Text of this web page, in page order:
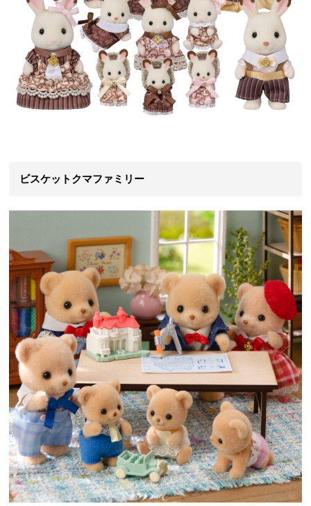
ビスケットクマファミリー